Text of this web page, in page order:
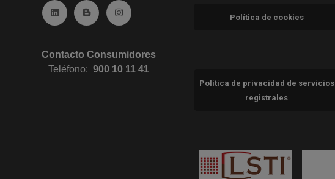
Ir a Linkedin (abre en ventana nueva)
Ir al Blog (abre en ventana nueva)
Ir a Instagram (abre en ventana nueva)
Contacto Consumidores
Teléfono:900 10 11 41
Política de cookies
Política de privacidad de servicios
registrales